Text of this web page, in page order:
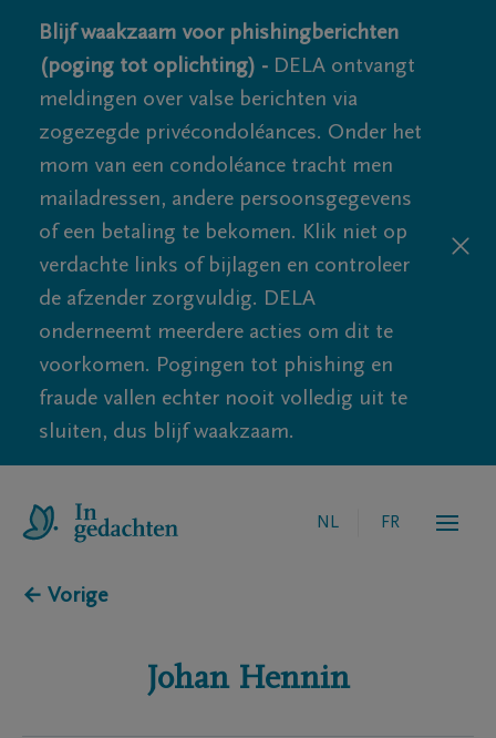
Blijf waakzaam voor phishingberichten
(poging tot oplichting) - DELA ontvangt
meldingen over valse berichten via
zogezegde privécondoléances. Onder het
mom van een condoléance tracht men
mailadressen, andere persoonsgegevens
of een betaling te bekomen. Klik niet op
verdachte links of bijlagen en controleer
de afzender zorgvuldig. DELA
onderneemt meerdere acties om dit te
voorkomen. Pogingen tot phishing en
fraude vallen echter nooit volledig uit te
sluiten, dus blijf waakzaam.
NL FR
← Vorige
Johan Hennin